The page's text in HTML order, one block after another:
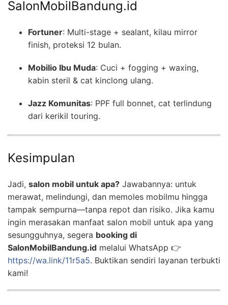
SalonMobilBandung.id
Fortuner: Multi-stage + sealant, kilau mirror
finish, proteksi 12 bulan.
Mobilio Ibu Muda: Cuci + fogging + waxing,
kabin steril & cat kinclong ulang.
Jazz Komunitas: PPF full bonnet, cat terlindung
dari kerikil touring.
Kesimpulan
Jadi, salon mobil untuk apa? Jawabannya: untuk
merawat, melindungi, dan memoles mobilmu hingga
tampak sempurna—tanpa repot dan risiko. Jika kamu
ingin merasakan manfaat salon mobil untuk apa yang
sesungguhnya, segera booking di
SalonMobilBandung.id melalui WhatsApp 👉
https://wa.link/11r5a5. Buktikan sendiri layanan terbukti
kami!